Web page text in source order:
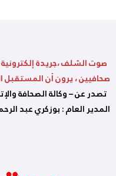
صوت الشلف ،جريدة
صحافيين ، يرون أن المستقبل
المدير العام : بوزكري عبد